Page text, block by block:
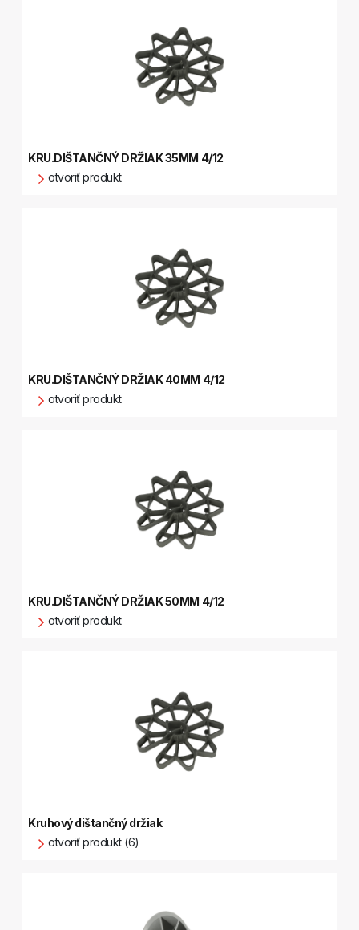
KRU.DIŠTANČNÝ DRŽIAK 35MM 4/12
otvoriť produkt
KRU.DIŠTANČNÝ DRŽIAK 40MM 4/12
otvoriť produkt
KRU.DIŠTANČNÝ DRŽIAK 50MM 4/12
otvoriť produkt
Kruhový dištančný držiak
otvoriť produkt (6)